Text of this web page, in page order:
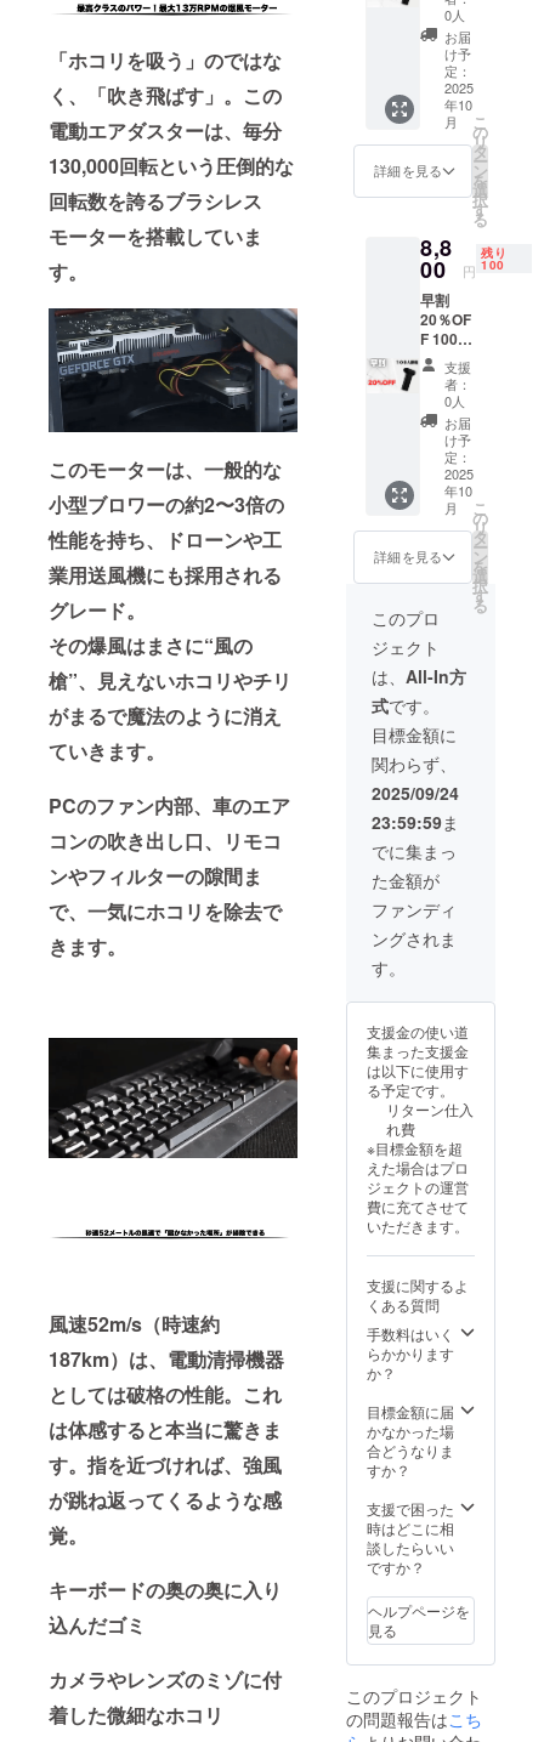
「ホコリを吸う」のではな
く、「吹き飛ばす」。この
電動エアダスターは、毎分
130,000回転という圧倒的な
回転数を誇るブラシレス
モーターを搭載していま
す。
このモーターは、一般的な
小型ブロワーの約2〜3倍の
性能を持ち、ドローンや工
業用送風機にも採用される
グレード。
その爆風はまさに“風の
槍”、見えないホコリやチリ
がまるで魔法のように消え
ていきます。
PCのファン内部、車のエア
コンの吹き出し口、リモコ
ンやフィルターの隙間ま
で、一気にホコリを除去で
きます。
風速52m/s（時速約
187km）は、電動清掃機器
としては破格の性能。これ
は体感すると本当に驚きま
す。指を近づければ、強風
が跳ね返ってくるような感
覚。
キーボードの奥の奥に入り
込んだゴミ
カメラやレンズのミゾに付
着した微細なホコリ
りま
す。 ※
製造状
況によ
り出荷
時期が
遅れる
場合が
ござい
※商品代
する為
に工数
削減を
してお
り出荷
連絡は
致しま
せん。
活動報
告をご
覧くだ
さい本
商品の
メー
カー情
報 製造
国 -中国
Shenzh
Chaojin
nics
Co., Ltd
※この商
品は
OEMで
す。 商
品概要
につい
サイ
ズ
14.7cm
× 8.7cm
270g 素
材 プラ
スチッ
1,1000
→8,250
（税・
送料
込）
【内
容】
ジェッ
ン×１
（配送
時期) 商
品到着
は2025
年10月
を想定
してお
りま
す。 ※
製造状
況によ
り出荷
時期が
遅れる
場合が
ござい
※商品代
を安く
する為
に工数
削減を
してお
り出荷
連絡は
致しま
せん。
活動報
告をご
覧くだ
さい本
商品の
メー
カー情
報 製造
国 -中国
Chaojin
Electro
nics
Co., Ltd
※この商
品は
OEMで
す。 商
品概要
につい
て 商品
サイ
ズ
14.7cm
270g 素
材 プラ
スチッ
ク
0人
お届
け予
定：
2025
年10
月
詳細を見る
こ
の
リ
タ
ー
ン
を
選
択
す
る
8,8
00 円
残り
100
早割
20％OF
F 100名
限定 定
価
1,1000
円
→8,800
（税・
送料
込）
【内
容】
ジェッ
トファ
ン×１
（配送
時期) 商
品到着
は2025
年10月
を想定
してお
りま
す。 ※
製造状
況によ
り出荷
時期が
遅れる
場合が
ござい
ます。
する為
削減を
してお
り出荷
連絡は
致しま
活動報
告をご
覧くだ
さい本
商品の
メー
報 製造
国 -中国
Shenzh
en
Chaojin
nics
Co., Ltd
※この商
品は
す。 商
品概要
につい
て 商品
ズ
14.7cm
× 8.7cm
270g 素
スチッ
ク
支援
者：
0人
お届
け予
定：
2025
年10
月
詳細を見る
こ
の
リ
タ
ー
ン
を
選
択
す
る
このプロ
ジェクト
は、 All-In方
式です。
目標金額に
関わらず、
2025/09/24
23:59:59ま
でに集まっ
た金額が
ファンディ
ングされま
す。
支援金の使い道
集まった支援金
は以下に使用す
る予定です。
リターン仕入
れ費
※目標金額を超
えた場合はプロ
ジェクトの運営
費に充てさせて
いただきます。
支援に関するよ
くある質問
手数料はいく
らかかります
か？
目標金額に届
かなかった場
合どうなりま
すか？
支援で困った
時はどこに相
談したらいい
ですか？
ヘルプページを
見る
このプロジェクト
の問題報告はこち